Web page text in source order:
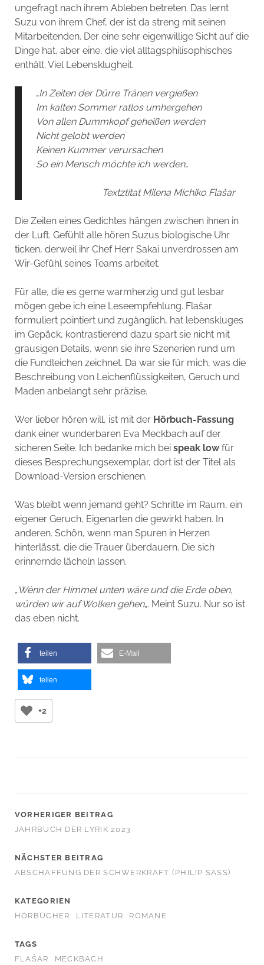
ungefragt nach ihrem Ableben betreten. Das lernt
Suzu von ihrem Chef, der ist da streng mit seinen
Mitarbeitenden. Der eine sehr eigenwillige Sicht auf die
Dinge hat, aber eine, die viel alltagsphilisophisches
enthält. Viel Lebensklugheit.
„In Zeiten der Dürre Tränen vergießen
Im kalten Sommer ratlos umhergehen
Von allen Dummkopf geheißen werden
Nicht gelobt werden
Keinen Kummer verursachen
So ein Mensch möchte ich werden„
Textztitat Milena Michiko Flašar
Die Zeilen eines Gedichtes hängen zwischen ihnen in
der Luft. Gefühlt alle hören Suzus biologische Uhr
ticken, derweil ihr Chef Herr Sakai unverdrossen am
Wir-Gefühl seines Teams arbeitet.
Für alle, die es gerne warmherzig und gut lesbar
mögen gebe ich eine Leseempfehlung. Flašar
formuliert pointiert und zugänglich, hat lebenskluges
im Gepäck, kontrastierend dazu spart sie nicht mit
grausigen Details, wenn sie ihre Szenerien rund um
die Fundleichen zeichnet. Da war sie für mich, was die
Beschreibung von Leichenflüssigkeiten, Geruch und
Maden anbelangt sehr präzise.
Wer lieber hören will, ist mit der Hörbuch-Fassung
dank einer wunderbaren Eva Meckbach auf der
sicheren Seite. Ich bedanke mich bei speak lowfür
dieses Besprechungsexemplar, dort ist der Titel als
Download-Version erschienen.
Was bleibt wenn jemand geht? Schritte im Raum, ein
eigener Geruch, Eigenarten die gewirkt haben. In
anderen. Schön, wenn man Spuren in Herzen
hinterlässt, die die Trauer überdauern. Die sich
erinnernde lächeln lassen.
„Wènn der Himmel unten wäre und die Erde oben,
würden wir auf Wolken gehen„. Meint Suzu. Nur so ist
das eben nicht.
teilen E-Mail
teilen
+2
VORHERIGER BEITRAG
JAHRBUCH DER LYRIK 2023
NÄCHSTER BEITRAG
ABSCHAFFUNG DER SCHWERKRAFT (PHILIP SASS)
KATEGORIEN
HÖRBÜCHER
LITERATUR ROMANE
TAGS
FLAŠAR
MECKBACH